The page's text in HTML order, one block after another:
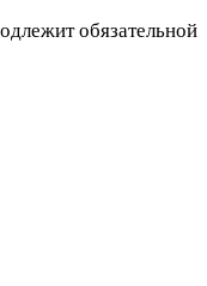
обязательной